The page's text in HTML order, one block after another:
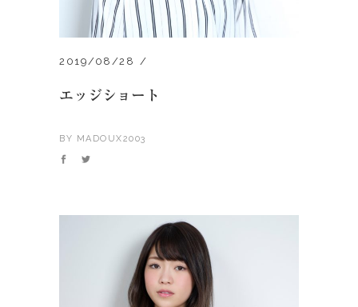
2019/08/28
エッジショート
BY MADOUX2003